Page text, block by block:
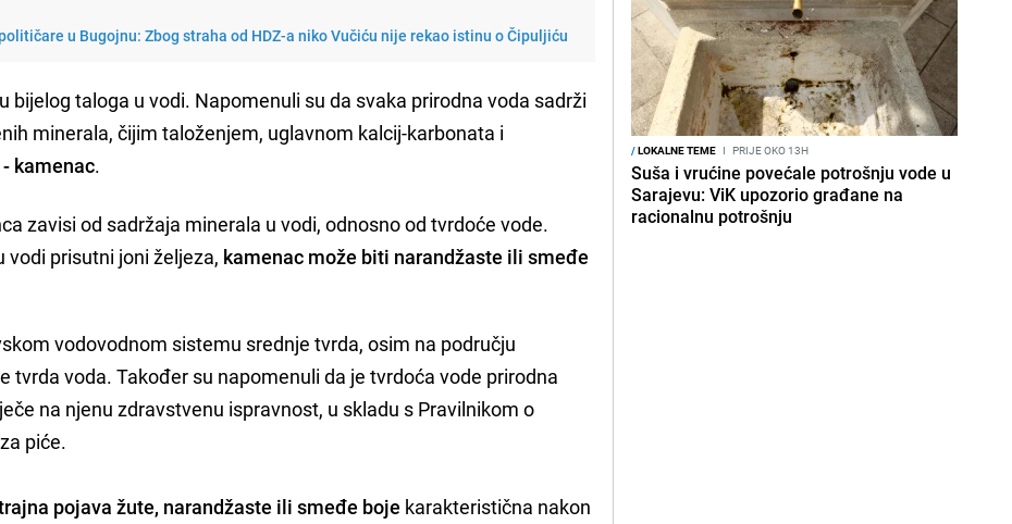
u Bugojnu: Zbog straha od HDZ-a niko Vučiću nije rekao istinu o Čipuljiću
bijelog taloga u vodi. Napomenuli su da svaka prirodna voda sadrži
minerala, čijim taloženjem, uglavnom kalcij-karbonata i
kamenac.
zavisi od sadržaja minerala u vodi, odnosno od tvrdoće vode.
vodi prisutni joni željeza, kamenac može biti narandžaste ili smeđe
vodovodnom sistemu srednje tvrda, osim na području
tvrda voda. Također su napomenuli da je tvrdoća vode prirodna
na njenu zdravstvenu ispravnost, u skladu s Pravilnikom o
piće.
pojava žute, narandžaste ili smeđe boje karakteristična nakon
/LOKALNE TEME I PRIJE OKO 13H
Suša i vrućine povećale potrošnju vode u
Sarajevu: ViK upozorio građane na
racionalnu potrošnju